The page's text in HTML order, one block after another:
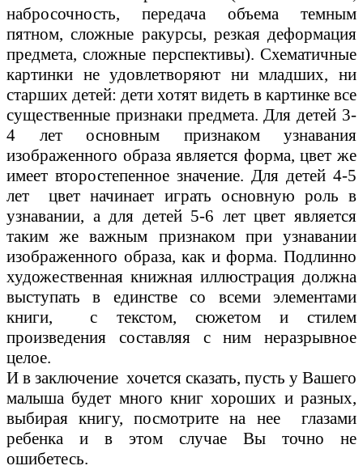
набросочность, передача объема темным
пятном, сложные ракурсы, резкая деформация
предмета, сложные перспективы). Схематичные
картинки не удовлетворяют ни младших, ни
старших детей: дети хотят видеть в картинке все
существенные признаки предмета. Для детей 3-
4 лет основным признаком узнавания
изображенного образа является форма, цвет же
имеет второстепенное значение. Для детей 4-5
лет цвет начинает играть основную роль в
узнавании, а для детей 5-6 лет цвет является
таким же важным признаком при узнавании
изображенного образа, как и форма. Подлинно
художественная книжная иллюстрация должна
выступать в единстве со всеми элементами
книги, с текстом, сюжетом и стилем
произведения составляя с ним неразрывное
целое.
И в заключение хочется сказать, пусть у Вашего
малыша будет много книг хороших и разных,
выбирая книгу, посмотрите на нее глазами
ребенка и в этом случае Вы точно не
ошибетесь.